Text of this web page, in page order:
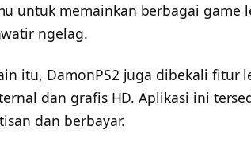
untuk memainkan berbagai game
ngelag.
itu, DamonPS2 juga dibekali fitur
dan grafis HD. Aplikasi ini
dan berbayar.